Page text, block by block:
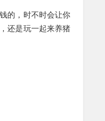
的，时不时会让你
还是玩一起来养猪